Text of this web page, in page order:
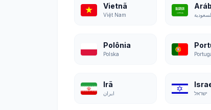
Vietnã
Việt Nam
Polônia
Polska
Irã
ایران ישראל